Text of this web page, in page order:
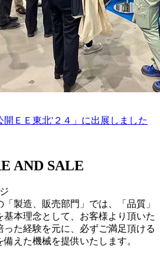
開ＥＥ東北'２４」に出展しました
AND SALE
製造、販売部門」では、「品質」
基本理念として、お客様より頂いた
た経験を元に、必ずご満足頂ける
えた機械を提供いたします。